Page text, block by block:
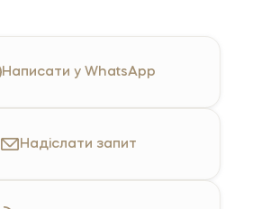
Написати у WhatsApp
Надіслати запит